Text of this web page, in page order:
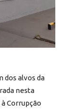
dos alvos da
nesta
Corrupção